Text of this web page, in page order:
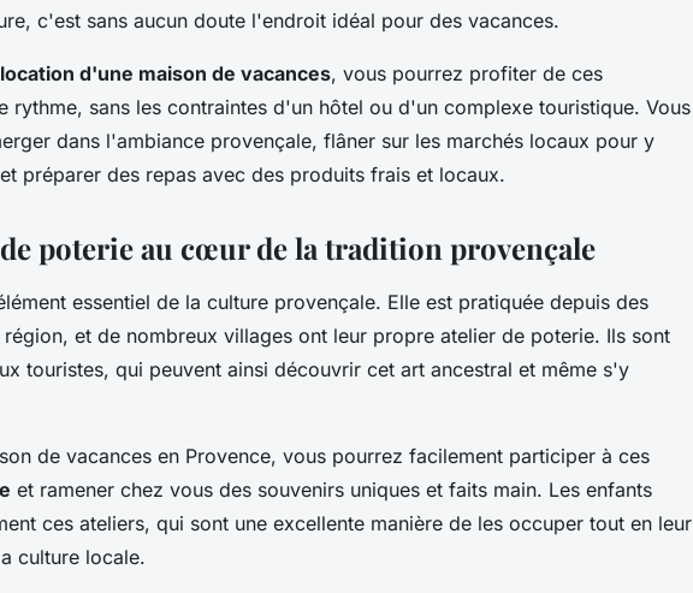
c'est sans aucun doute l'endroit idéal pour des vacances.
location d'une maison de vacances, vous pourrez profiter de ces
rythme, sans les contraintes d'un hôtel ou d'un complexe touristique. Vous
dans l'ambiance provençale, flâner sur les marchés locaux pour y
préparer des repas avec des produits frais et locaux.
poterie au cœur de la tradition provençale
essentiel de la culture provençale. Elle est pratiquée depuis des
région, et de nombreux villages ont leur propre atelier de poterie. Ils sont
touristes, qui peuvent ainsi découvrir cet art ancestral et même s'y
de vacances en Provence, vous pourrez facilement participer à ces
et ramener chez vous des souvenirs uniques et faits main. Les enfants
ces ateliers, qui sont une excellente manière de les occuper tout en leur
culture locale.